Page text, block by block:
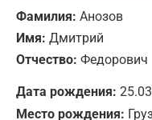
Фамилия: Анозов
Имя: Дмитрий
Отчество: Федорович
Дата рождения:
Место рождения: